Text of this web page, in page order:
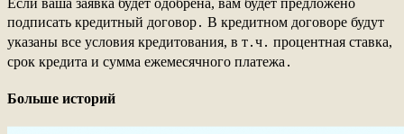
Если ваша заявка будет одобрена, вам будет предложено
подписать кредитный договор․ В кредитном договоре будут
указаны все условия кредитования, в т․ч․ процентная ставка,
срок кредита и сумма ежемесячного платежа․
Больше историй